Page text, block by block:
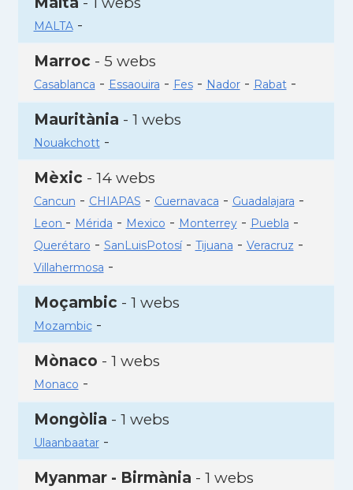
MALTA-
Marroc - 5 webs
Casablanca - Essaouira - Fes- Nador- Rabat-
Mauritània - 1 webs
Nouakchott-
Mèxic - 14 webs
Cancun - CHIAPAS - Cuernavaca - Guadalajara -
Leon - Mérida - Mexico - Monterrey- Puebla -
Querétaro - SanLuisPotosí- Tijuana - Veracruz -
Villahermosa -
Moçambic - 1 webs
Mozambic-
Mònaco - 1 webs
Monaco -
Mongòlia - 1 webs
Ulaanbaatar-
Myanmar - Birmània - 1 webs